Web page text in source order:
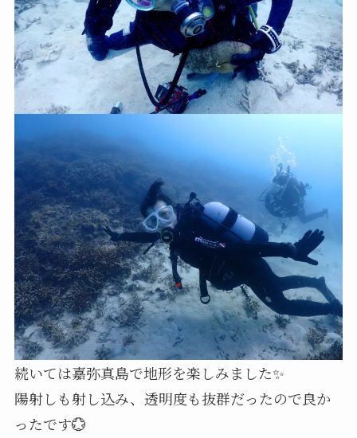
続いては嘉弥真島で地形を楽しみました✨
陽射しも射し込み、透明度も抜群だったので良か
ったです💮